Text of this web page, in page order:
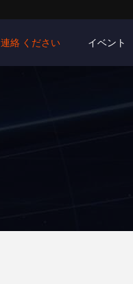
連絡 ください イベント